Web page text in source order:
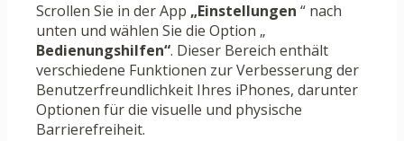
Scrollen Sie in der App „Einstellungen “ nach
unten und wählen Sie die Option „
Bedienungshilfen“. Dieser Bereich enthält
verschiedene Funktionen zur Verbesserung der
Benutzerfreundlichkeit Ihres iPhones, darunter
Optionen für die visuelle und physische
Barrierefreiheit.